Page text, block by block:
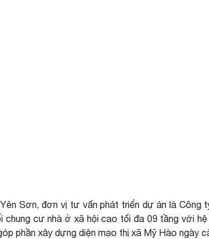
Sơn, đơn vị tư vấn phát triển dự án là Công
cư nhà ở xã hội cao tối đa 09 tầng với
phần xây dựng diện mạo thị xã Mỹ Hào ngày